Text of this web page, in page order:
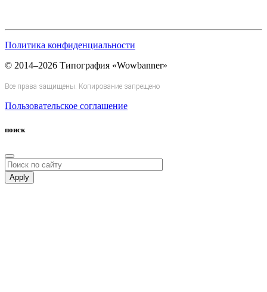
Политика конфиденциальности
© 2014–2026 Типография «Wowbanner»
Все права защищены. Копирование запрещено
Пользовательское соглашение
поиск